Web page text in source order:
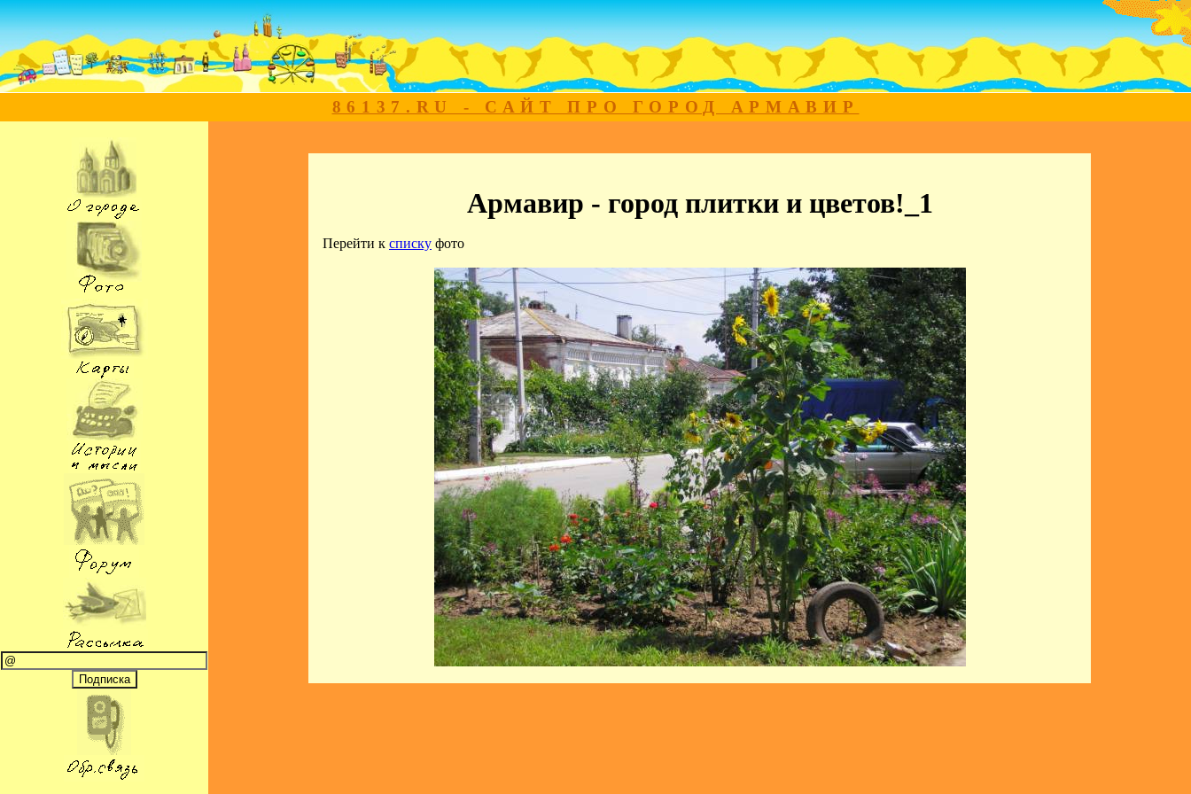
86137.RU - САЙТ ПРО ГОРОД АРМАВИР
Армавир - город плитки и цветов!_1
Перейти к списку фото